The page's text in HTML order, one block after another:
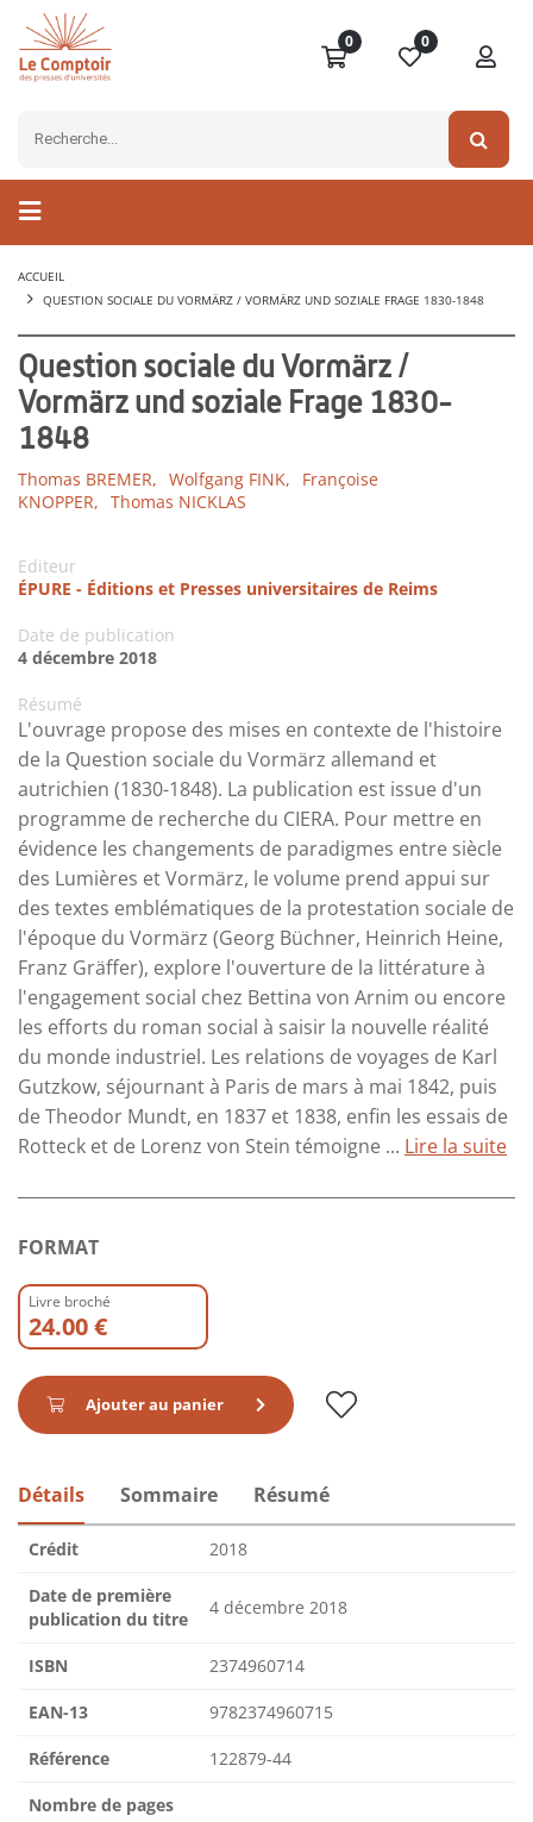
0 0
ACCUEIL
QUESTION SOCIALE DU VORMÄRZ / VORMÄRZ UND SOZIALE FRAGE 1830-1848
Question sociale du Vormärz /
Vormärz und soziale Frage 1830-
1848
Thomas BREMER, Wolfgang FINK,
Françoise
KNOPPER, Thomas NICKLAS
Editeur
ÉPURE - Éditions et Presses universitaires de Reims
Date de publication
4 décembre 2018
Résumé
L'ouvrage propose des mises en contexte de l'histoire
de la Question sociale du Vormärz allemand et
autrichien (1830-1848). La publication est issue d'un
programme de recherche du CIERA. Pour mettre en
évidence les changements de paradigmes entre siècle
des Lumières et Vormärz, le volume prend appui sur
des textes emblématiques de la protestation sociale de
l'époque du Vormärz (Georg Büchner, Heinrich Heine,
Franz Gräffer), explore l'ouverture de la littérature à
l'engagement social chez Bettina von Arnim ou encore
les efforts du roman social à saisir la nouvelle réalité
du monde industriel. Les relations de voyages de Karl
Gutzkow, séjournant à Paris de mars à mai 1842, puis
de Theodor Mundt, en 1837 et 1838, enfin les essais de
Rotteck et de Lorenz von Stein témoigne ... Lire la suite
FORMAT
Livre broché
24.00 €
Ajouter au panier
Détails Sommaire Résumé
Crédit 2018
Date de première
publication du titre
4 décembre 2018
ISBN 2374960714
EAN-13 9782374960715
Référence 122879-44
Nombre de pages